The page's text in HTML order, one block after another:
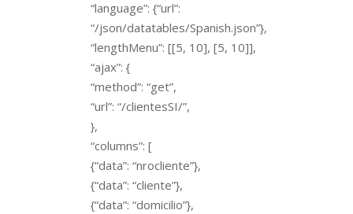
“language”: {“url”:
“/json/datatables/Spanish.json”},
“lengthMenu”: [[5, 10], [5, 10]],
“ajax”: {
“method”: “get”,
“url”: “/clientesSI/”,
},
“columns”: [
{“data”: “nrocliente”},
{“data”: “cliente”},
{“data”: “domicilio”},